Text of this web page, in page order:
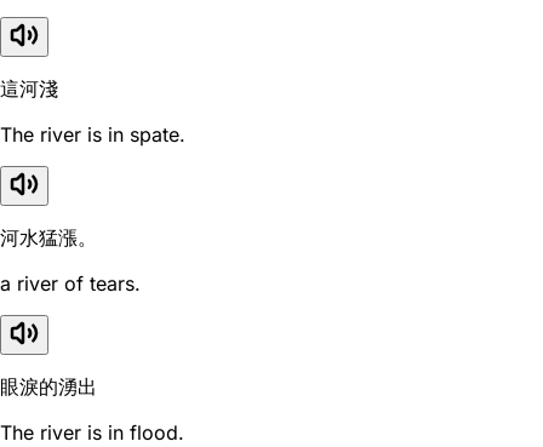
這河淺
The river is in spate.
河水猛漲。
a river of tears.
眼淚的湧出
The river is in flood.